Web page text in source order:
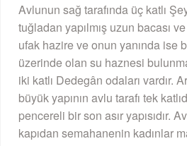
Avlunun sağ tarafında üç katlı
tuğladan yapılmış uzun bacası
ufak hazire ve onun yanında ise
üzerinde olan su haznesi
iki katlı Dedegân odaları vardır.
büyük yapının avlu tarafı tek
pencereli bir son asır yapısıdır.
kapıdan semahanenin kadınlar